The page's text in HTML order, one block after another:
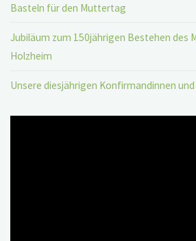
Basteln für den Muttertag
Jubiläum zum 150jährigen Bestehen des
Holzheim
Unsere diesjährigen Konfirmandinnen